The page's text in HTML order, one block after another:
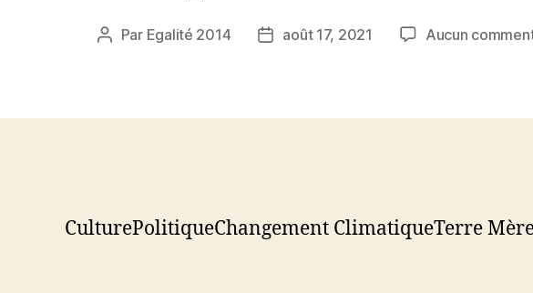
Auteur
Par Egalité 2014
Dateaoût 17, 2021 Aucun
CulturePolitiqueChangement ClimatiqueTerre